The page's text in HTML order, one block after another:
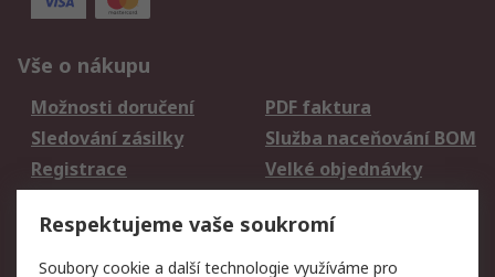
Vše o nákupu
Možnosti doručení
PDF faktura
Sledování zásilky
Služba naceňování BOM
Registrace
Velké objednávky
Právní
Respektujeme vaše soukromí
Soubory cookie a další technologie využíváme pro